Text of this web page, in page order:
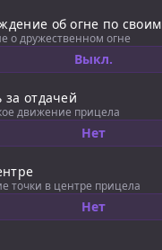
об огне по своим
о дружественном огне
Выкл.
за отдачей
движение прицела
Нет
точки в центре прицела
Нет